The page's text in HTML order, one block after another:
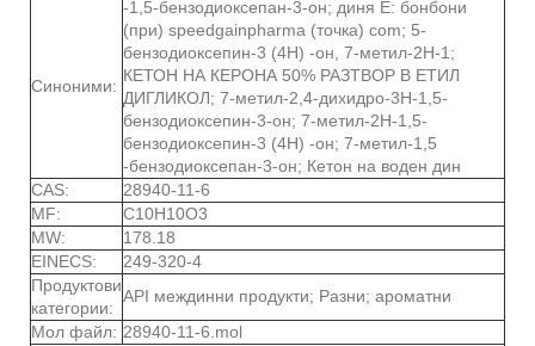
Синоними:
-1,5-бензодиоксепан-3-он; диня Е: бонбони
(при) speedgainpharma (точка) com; 5-
бензодиоксепин-3 (4Н) -он, 7-метил-2Н-1;
КЕТОН НА КЕРОНА 50% РАЗТВОР В ЕТИЛ
ДИГЛИКОЛ; 7-метил-2,4-дихидро-3Н-1,5-
бензодиоксепин-3-он; 7-метил-2Н-1,5-
бензодиоксепин-3 (4Н) -он; 7-метил-1,5
-бензодиоксепан-3-он; Кетон на воден дин
CAS:
28940-11-6
MF:
C10H10O3
MW:
178.18
EINECS:
249-320-4
Продуктови
категории:
API междинни продукти; Разни; ароматни
Мол файл: 28940-11-6.mol